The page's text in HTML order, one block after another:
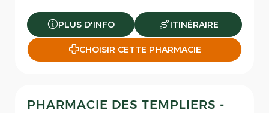
PLUS D'INFO ITINÉRAIRE
CHOISIR CETTE PHARMACIE
PHARMACIE DES TEMPLIERS -